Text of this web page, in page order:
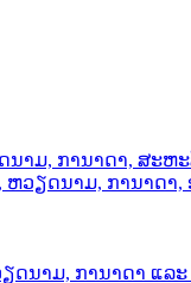
ນາມ, ການາດາ, ສະຫ
ວຽດນາມ, ການາດາ, ອ
ຽດນາມ, ການາດາ ແລ